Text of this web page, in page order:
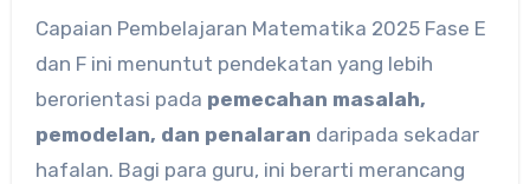
Capaian Pembelajaran Matematika 2025 Fase E
dan F ini menuntut pendekatan yang lebih
berorientasi pada pemecahan masalah,
pemodelan, dan penalaran daripada sekadar
hafalan. Bagi para guru, ini berarti merancang